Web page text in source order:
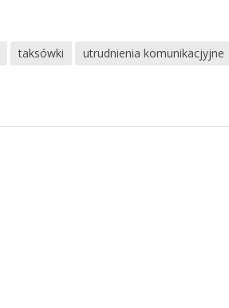
taksówki
utrudnienia komunikacjyjne